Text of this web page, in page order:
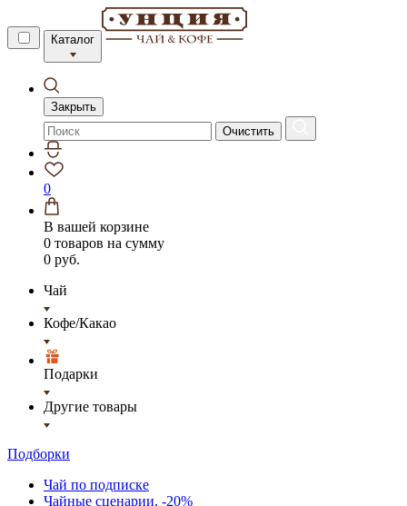
Каталог
Закрыть
Очистить
0
В вашей корзине
0 товаров на сумму
0 руб.
Чай
Кофе/Какао
Подарки
Другие товары
Подборки
Чай по подписке
Чайные сценарии, -20%